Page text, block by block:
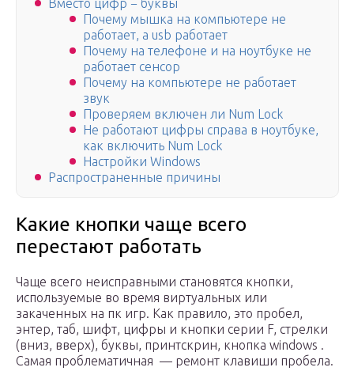
Вместо цифр − буквы
Почему мышка на компьютере не
работает, а usb работает
Почему на телефоне и на ноутбуке не
работает сенсор
Почему на компьютере не работает
звук
Проверяем включен ли Num Lock
Не работают цифры справа в ноутбуке,
как включить Num Lock
Настройки Windows
Распространенные причины
Какие кнопки чаще всего
перестают работать
Чаще всего неисправными становятся кнопки,
используемые во время виртуальных или
закаченных на пк игр. Как правило, это пробел,
энтер, таб, шифт, цифры и кнопки серии F, стрелки
(вниз, вверх), буквы, принтскрин, кнопка windows .
Самая проблематичная — ремонт клавиши пробела.